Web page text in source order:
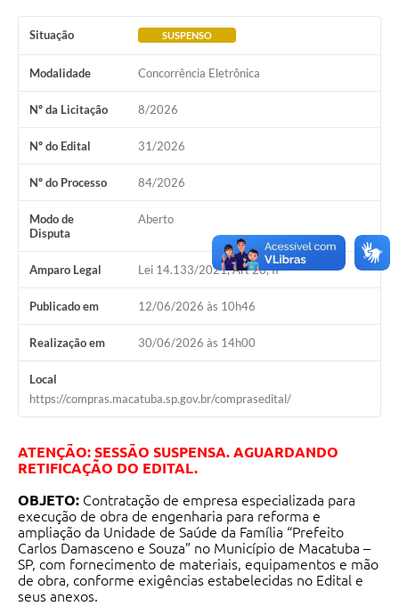
Situação SUSPENSO
Modalidade Concorrência Eletrônica
Nº da Licitação 8/2026
Nº do Edital 31/2026
Nº do Processo 84/2026
Modo de
Disputa
Aberto
Amparo Legal Lei 14.133/2021, Art 28, II
Publicado em 12/06/2026 às 10h46
Realização em 30/06/2026 às 14h00
Local
https://compras.macatuba.sp.gov.br/comprasedital/
ATENÇÃO: SESSÃO SUSPENSA. AGUARDANDO
RETIFICAÇÃO DO EDITAL.
OBJETO: Contratação de empresa especializada para
execução de obra de engenharia para reforma e
ampliação da Unidade de Saúde da Família “Prefeito
Carlos Damasceno e Souza” no Município de Macatuba –
SP, com fornecimento de materiais, equipamentos e mão
de obra, conforme exigências estabelecidas no Edital e
seus anexos.